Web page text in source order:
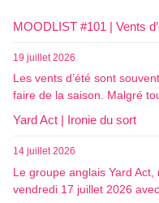
MOODLIST #101 | Vents
19 juillet 2026
Les vents d’été sont
faire de la saison. Malgré
Yard Act | Ironie du sort
14 juillet 2026
Le groupe anglais Yard
vendredi 17 juillet 2026